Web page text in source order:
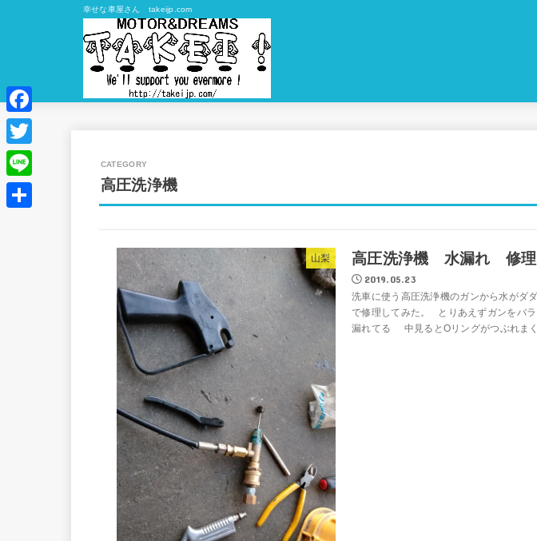
幸せな車屋さん takeijp.com
高圧洗浄機
山梨 高圧洗浄機 水漏れ 修理
2019.05.23
洗車に使う高圧洗浄機のガンから水がダ
で修理してみた。 とりあえずガンをバ
漏れてる 中見るとOリングがつぶれまく
Facebook
Twitter
Line